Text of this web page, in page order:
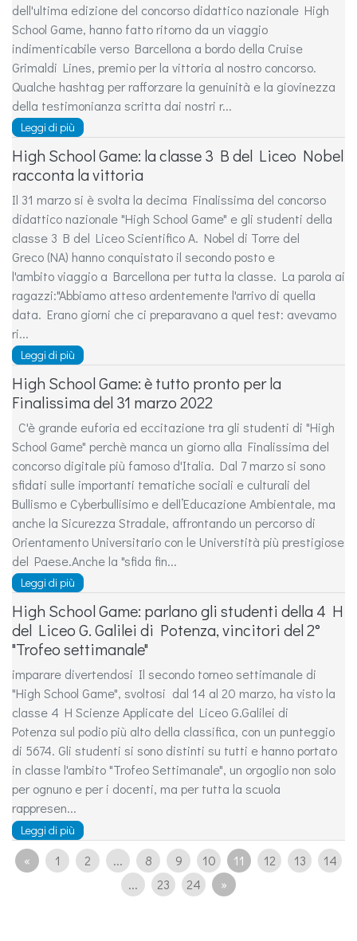
dell'ultima edizione del concorso didattico nazionale High
School Game, hanno fatto ritorno da un viaggio
indimenticabile verso Barcellona a bordo della Cruise
Grimaldi Lines, premio per la vittoria al nostro concorso.
Qualche hashtag per rafforzare la genuinità e la giovinezza
della testimonianza scritta dai nostri r...
Leggi di più
High School Game: la classe 3 B del Liceo Nobel
racconta la vittoria
Il 31 marzo si è svolta la decima Finalissima del concorso
didattico nazionale "High School Game" e gli studenti della
classe 3 B del Liceo Scientifico A. Nobel di Torre del
Greco (NA) hanno conquistato il secondo posto e
l'ambito viaggio a Barcellona per tutta la classe. La parola ai
ragazzi:"Abbiamo atteso ardentemente l'arrivo di quella
data. Erano giorni che ci preparavano a quel test: avevamo
ri...
Leggi di più
High School Game: è tutto pronto per la
Finalissima del 31 marzo 2022
C'è grande euforia ed eccitazione tra gli studenti di "High
School Game" perchè manca un giorno alla Finalissima del
concorso digitale più famoso d'Italia. Dal 7 marzo si sono
sfidati sulle importanti tematiche sociali e culturali del
Bullismo e Cyberbullisimo e dell’Educazione Ambientale, ma
anche la Sicurezza Stradale, affrontando un percorso di
Orientamento Universitario con le Universtità più prestigiose
del Paese.Anche la "sfida fin...
Leggi di più
High School Game: parlano gli studenti della 4 H
del Liceo G. Galilei di Potenza, vincitori del 2°
"Trofeo settimanale"
imparare divertendosi Il secondo torneo settimanale di
"High School Game", svoltosi dal 14 al 20 marzo, ha visto la
classe 4 H Scienze Applicate del Liceo G.Galilei di
Potenza sul podio più alto della classifica, con un punteggio
di 5674. Gli studenti si sono distinti su tutti e hanno portato
in classe l'ambito "Trofeo Settimanale", un orgoglio non solo
per ognuno e per i docenti, ma per tutta la scuola
rappresen...
Leggi di più
« 1 2 ... 8 9 10 11 12 13
14
...
23 24 »